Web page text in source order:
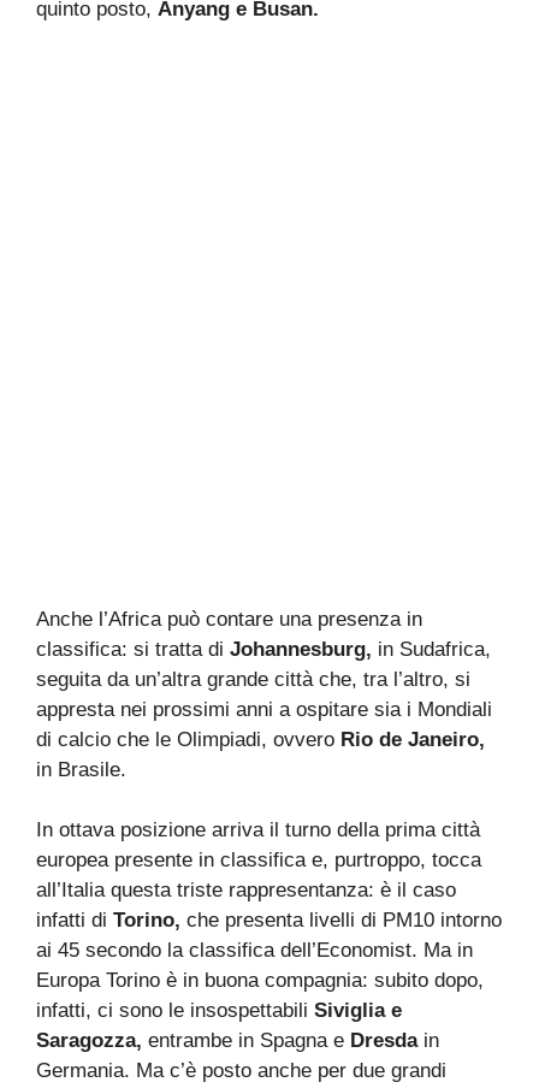
quinto posto, Anyang e Busan.
Anche l’Africa può contare una presenza in
classifica: si tratta di Johannesburg, in Sudafrica,
seguita da un’altra grande città che, tra l’altro, si
appresta nei prossimi anni a ospitare sia i Mondiali
di calcio che le Olimpiadi, ovvero Rio de Janeiro,
in Brasile.
In ottava posizione arriva il turno della prima città
europea presente in classifica e, purtroppo, tocca
all’Italia questa triste rappresentanza: è il caso
infatti di Torino, che presenta livelli di PM10 intorno
ai 45 secondo la classifica dell’Economist. Ma in
Europa Torino è in buona compagnia: subito dopo,
infatti, ci sono le insospettabili Siviglia e
Saragozza, entrambe in Spagna e Dresdain
Germania. Ma c’è posto anche per due grandi